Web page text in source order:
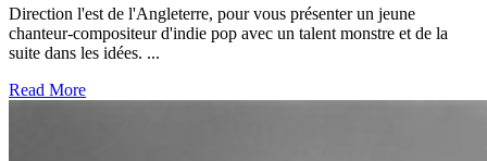
Direction l'est de l'Angleterre, pour vous présenter un jeune
chanteur-compositeur d'indie pop avec un talent monstre et de la
suite dans les idées. ...
Read More